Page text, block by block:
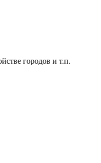
городов и т.п.